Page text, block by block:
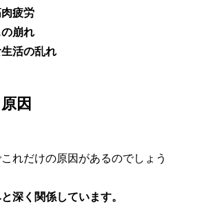
疲労
崩れ
活の乱れ
因
れだけの原因があるのでしょう
深く関係しています。